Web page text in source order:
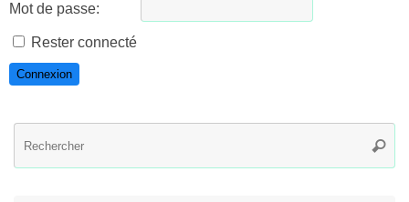
Mot de passe:
Rester connecté
Connexion